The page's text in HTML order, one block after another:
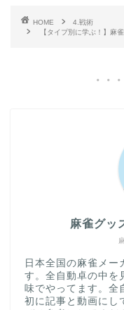
HOME
4.戦術
【タイプ別に学ぶ！】麻
麻雀グッ
日本全国の麻雀メー
す。全自動卓の中を
味でやってます。全
初に記事と動画にし